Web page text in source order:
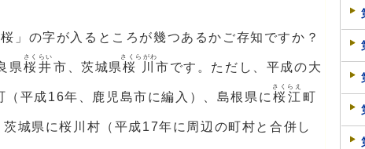
」の字が入るところが幾つあるかご存知ですか？
県 桜井
さくらい
市、茨城県桜川
さくらがわ
市です。ただし、平成の大
（平成16年、鹿児島市に編入）、島根県に 桜江
さくらえ
町
城県に桜川村（平成17年に周辺の町村と合併し